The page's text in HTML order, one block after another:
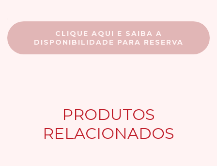
.
CLIQUE AQUI E SAIBA A
DISPONIBILIDADE PARA RESERVA
PRODUTOS
RELACIONADOS